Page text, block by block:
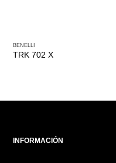
BENELLI
TRK 702 X
INFORMACIÓN